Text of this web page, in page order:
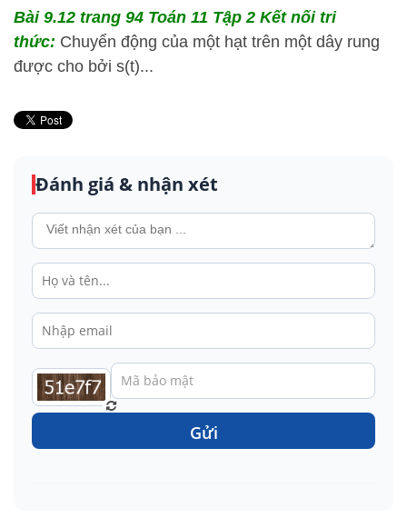
Bài 9.12 trang 94 Toán 11 Tập 2 Kết nối tri
thức: Chuyển động của một hạt trên một dây rung
được cho bởi s(t)...
Đánh giá & nhận xét
Gửi